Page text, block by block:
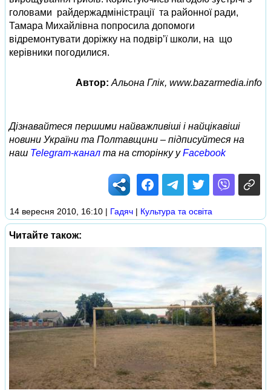
головами райдержадміністрації та районної ради,
Тамара Михайлівна попросила допомоги
відремонтувати доріжку на подвір’ї школи, на що
керівники погодилися.
Автор: Альона Глік, www.bazarmedia.info
Дізнавайтеся першими найважливіші і найцікавіші
новини України та Полтавщини – підписуйтеся на
наш Telegram-канал та на сторінку уFacebook
14 вересня 2010, 16:10 | Гадяч | Культура та освіта
Читайте також: